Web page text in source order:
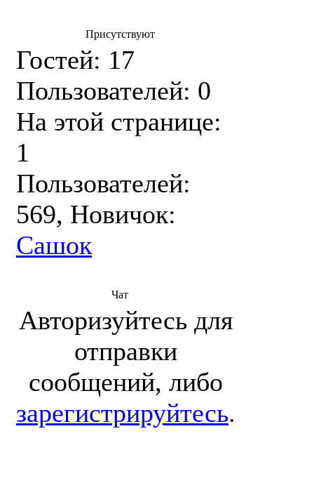
Присутствуют
Гостей: 17
Пользователей: 0
На этой странице:
1
Пользователей:
569, Новичок:
Сашок
Чат
Авторизуйтесь для
отправки
сообщений, либо
зарегистрируйтесь.